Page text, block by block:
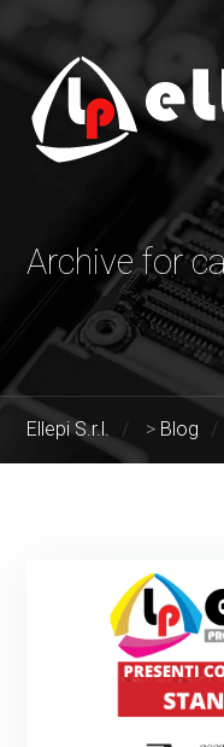
Archive for
Ellepi S.r.l. > Blog